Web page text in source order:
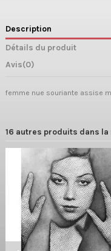
Description
Détails du produit
Avis(0)
femme nue souriante assise
16 autres produits dans